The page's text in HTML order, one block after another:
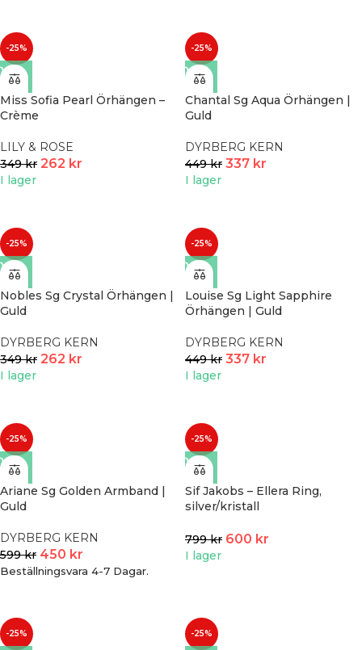
-25%
Miss Sofia Pearl Örhängen –
Crème
LILY & ROSE
349kr 262 kr
I lager
-25%
Chantal Sg Aqua Örhängen |
Guld
DYRBERG KERN
449kr 337 kr
I lager
-25%
Nobles Sg Crystal Örhängen |
Guld
DYRBERG KERN
349kr 262 kr
I lager
-25%
Louise Sg Light Sapphire
Örhängen | Guld
DYRBERG KERN
449kr 337 kr
I lager
-25%
Ariane Sg Golden Armband |
Guld
DYRBERG KERN
599kr 450 kr
Beställningsvara 4-7 Dagar.
-25%
Sif Jakobs – Ellera Ring,
silver/kristall
799kr 600 kr
I lager
-25% -25%